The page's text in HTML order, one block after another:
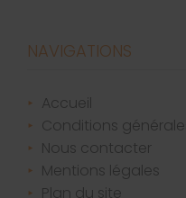
NAVIGATIONS
accueil
conditions
nous contacter
mentions légales
plan du site